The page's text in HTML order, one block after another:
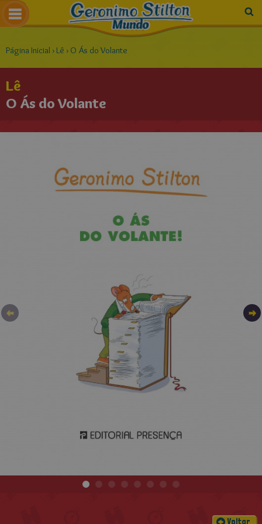
Página Inicial › Lê › O Ás do Volante
Lê
O Ás do Volante
Voltar